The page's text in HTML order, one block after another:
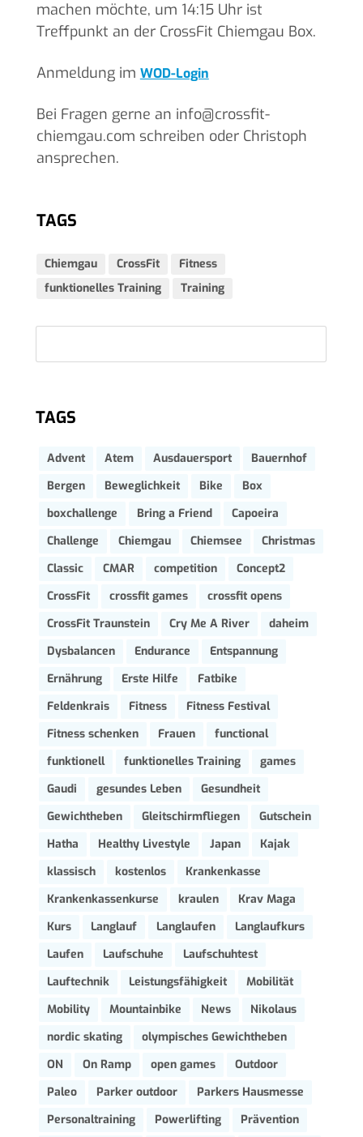
machen möchte, um 14:15 Uhr ist
Treffpunkt an der CrossFit Chiemgau Box.
Anmeldung im WOD-Login
Bei Fragen gerne an info@crossfit-
chiemgau.com schreiben oder Christoph
ansprechen.
TAGS
Chiemgau CrossFit
Fitness
funktionelles Training
Training
TAGS
Advent Atem Ausdauersport
Bauernhof
Bergen
Beweglichkeit Bike
Box
boxchallenge
Bring a Friend
Capoeira
Challenge
Chiemgau Chiemsee
Christmas
Classic
CMAR competition
Concept2
CrossFit
crossfit games
crossfit opens
CrossFit Traunstein
Cry Me A River
daheim
Dysbalancen
Endurance
Entspannung
Ernährung
Erste Hilfe
Fatbike
Feldenkrais
Fitness
Fitness Festival
Fitness schenken
Frauen
functional
funktionell
funktionelles Training
games
Gaudi
gesundes Leben
Gesundheit
Gewichtheben
Gleitschirmfliegen
Gutschein
Hatha
Healthy Livestyle Japan
Kajak
klassisch
kostenlos
Krankenkasse
Krankenkassenkurse
kraulen
Krav Maga
Kurs
Langlauf Langlaufen
Langlaufkurs
Laufen
Laufschuhe
Laufschuhtest
Lauftechnik
Leistungsfähigkeit
Mobilität
Mobility
Mountainbike News
Nikolaus
nordic skating
olympisches Gewichtheben
ON
On Ramp open games
Outdoor
Paleo
Parker outdoor
Parkers Hausmesse
Personaltraining
Powerlifting
Prävention